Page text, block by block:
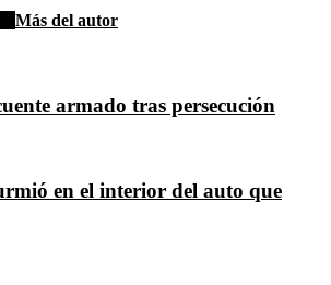
Más del autor
armado tras persecución
en el interior del auto que